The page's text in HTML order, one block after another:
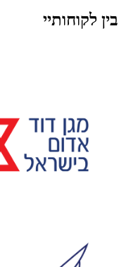
בין לקוחותיי